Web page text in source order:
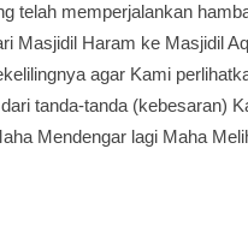
telah memperjalankan
Masjidil Haram ke Masjidil
agar Kami
tanda-tanda (kebesaran)
Mendengar lagi Maha